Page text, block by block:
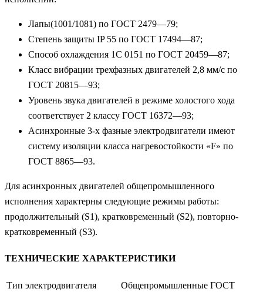
Лапы(1001/1081) по ГОСТ 2479—79;
Степень защиты IP 55 по ГОСТ 17494—87;
Способ охлаждения 1С 0151 по ГОСТ 20459—87;
Класс вибрации трехфазных двигателей 2,8 мм/с по
ГОСТ 20815—93;
Уровень звука двигателей в режиме холостого хода
соответствует 2 классу ГОСТ 16372—93;
Асинхронные 3-х фазные электродвигатели имеют
систему изоляции класса нагревостойкости «F» по
ГОСТ 8865—93.
Для асинхронных двигателей общепромышленного
исполнения характерны следующие режимы работы:
продолжительный (S1), кратковременный (S2), повторно-
кратковременный (S3).
ТЕХНИЧЕСКИЕ ХАРАКТЕРИСТИКИ
Тип электродвигателя
Общепромышленные ГОСТ